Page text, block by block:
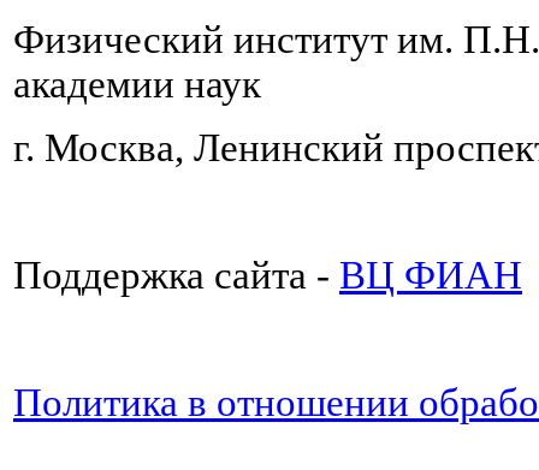
Физический институт им.
академии наук
г. Москва, Ленинский
Поддержка сайта - ВЦ ФИАН
Политика в отношении